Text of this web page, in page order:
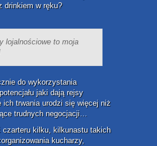
drinkiem w ręku?
lojalnościowe to moja
do wykorzystania
jaki dają rejsy
ich trwania urodzi się więcej niż
trudnych negocjacji…
czarteru kilku, kilkunastu takich
kucharzy,